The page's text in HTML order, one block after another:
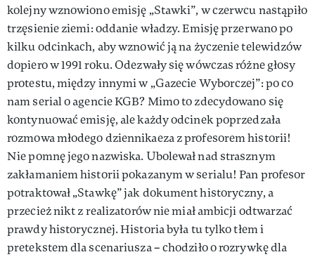
kolejny wzno­wiono emisję „Stawki”, w czerwcu nastąpiło
trzęsienie ziemi: oddanie władzy. Emisję przerwano po
kilku odcinkach, aby wznowić ją na życzenie telewidzów
dopiero w 1991 roku. Odezwały się wów­czas różne głosy
protestu, między innymi w „Gazecie Wyborczej”: po co
nam serial o agencie KGB? Mimo to zdecydowano się
kontynuować emisję, ale każdy odcinek poprzedza­ła
rozmowa młodego dziennika­eza z profesorem historii!
Nie pomnę jego nazwiska. Ubolewał nad strasznym
zakłamaniem historii pokazanym w serialu! Pan profesor
potraktował „Stawkę” jak dokument historyczny, a
przecież nikt z realiza­torów nie miał ambicji odtwarzać
prawdy historycznej. Historia była tu tylko tłem i
pretekstem dla sce­nariusza – chodziło o rozrywkę dla